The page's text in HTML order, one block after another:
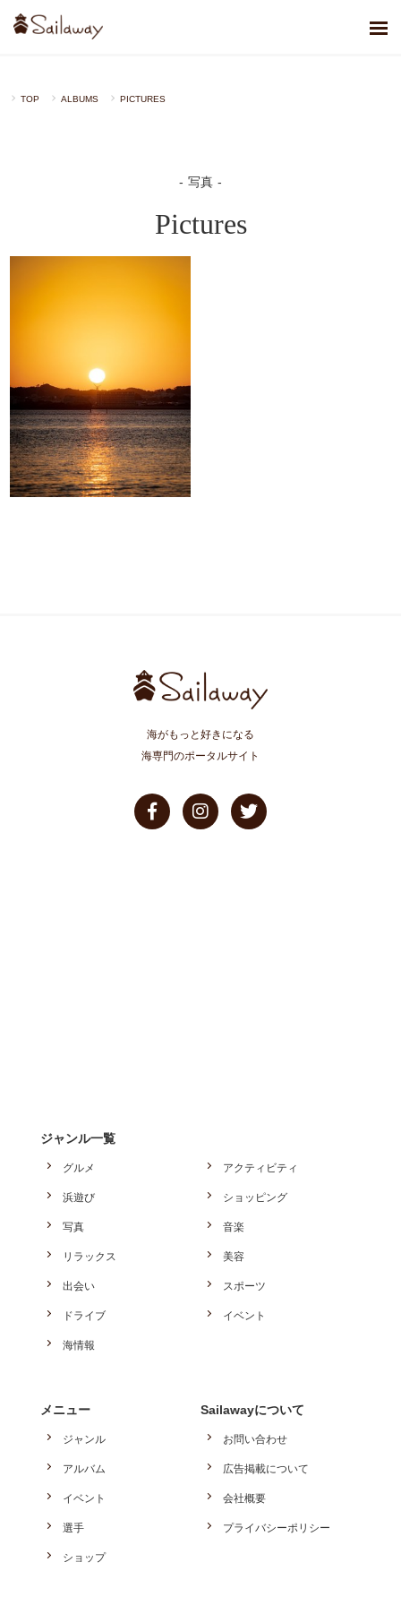
TOP ALBUMS PICTURES
写真
Pictures
海がもっと好きになる
海専門のポータルサイト
ジャンル一覧
グルメ アクティビティ
浜遊び ショッピング
写真 音楽
リラックス 美容
出会い スポーツ
ドライブ イベント
海情報
メニュー
ジャンル
アルバム
イベント
選手
ショップ
Sailawayについて
お問い合わせ
広告掲載について
会社概要
プライバシーポリシー